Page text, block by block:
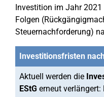
Investition im Jahr
Folgen
Steuernachforderung)
Investitionsfristen
Aktuell werden die
EStG erneut verlängert: